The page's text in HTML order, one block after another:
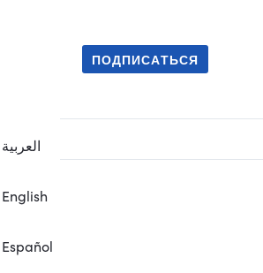
العربية
English
Español
ПОДПИСАТЬСЯ